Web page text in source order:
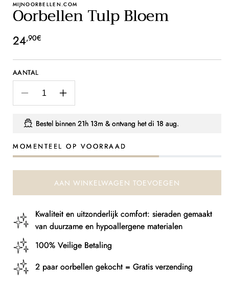
MIJNOORBELLEN.COM
Oorbellen Tulp Bloem
Normale
prijs
24,90€
AANTAL
Aantal
verlagen
voor
Oorbellen
Bloem
Aantal
verhogen
voor
Oorbellen
Bloem
Bestel binnen 21h 13m & ontvang hetdi 18 aug.
MOMENTEEL OP VOORRAAD
AAN WINKELWAGEN TOEVOEGEN
Kwaliteit en uitzonderlijk comfort: sieraden gemaakt
van duurzame en hypoallergene materialen
100% Veilige Betaling
2 paar oorbellen gekocht = Gratis verzending